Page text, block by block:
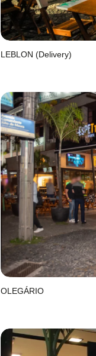
LEBLON (Delivery)
OLEGÁRIO